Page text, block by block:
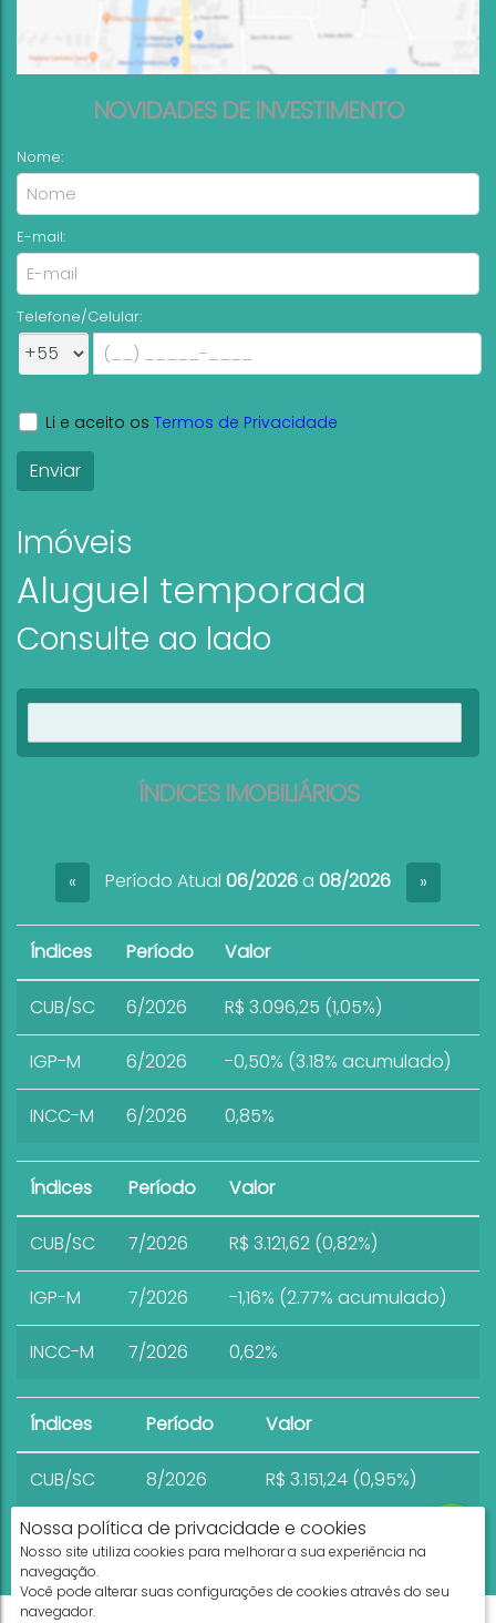
Nossa política de privacidade e cookies
Nosso site utiliza cookies para melhorar a sua experiência na
navegação.
Você pode alterar suas configurações de cookies através do seu
navegador.
NOVIDADES DE INVESTIMENTO
Nome:
E-mail:
Telefone/Celular:
Li e aceito os Termos de Privacidade
Imóveis
Aluguel temporada
Consulte ao lado
ÍNDICES IMOBILIÁRIOS
« Período Atual 06/2026a 08/2026 »
Índices Período Valor
CUB/SC 6/2026 R$ 3.096,25 (1,05%)
IGP-M 6/2026 -0,50% (3.18% acumulado)
INCC-M 6/2026 0,85%
Índices Período Valor
CUB/SC 7/2026 R$ 3.121,62 (0,82%)
IGP-M 7/2026 -1,16% (2.77% acumulado)
INCC-M 7/2026 0,62%
Índices Período Valor
CUB/SC 8/2026 R$ 3.151,24 (0,95%)